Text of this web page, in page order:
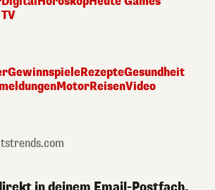
GewinnspieleRezepteGesundheit
MotorReisenVideo